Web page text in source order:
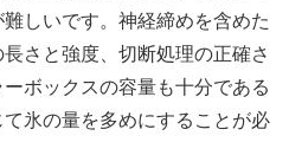
しいです。神経締めを含めた
さと強度、切断処理の正確さ
ボックスの容量も十分である
氷の量を多めにすることが必